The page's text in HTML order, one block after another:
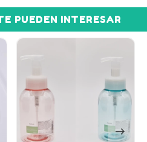
PUEDEN INTERESAR